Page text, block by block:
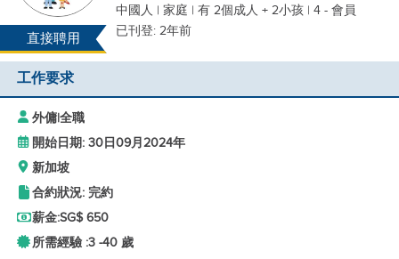
直接聘用
中國人 | 家庭 | 有 2個成人 + 2小孩 | 4 - 會員
已刊登: 2年前
工作要求
外傭|全職
開始日期: 30日09月2024年
新加坡
合約狀況: 完約
薪金:SG$ 650
所需經驗 :3 -40 歲